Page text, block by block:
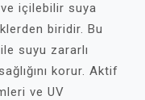
içilebilir suya
biridir. Bu
suyu zararlı
korur. Aktif
ve UV